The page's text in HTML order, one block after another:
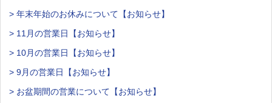
> 年末年始のお休みについて【お知らせ】
> 11月の営業日【お知らせ】
> 10月の営業日【お知らせ】
> 9月の営業日【お知らせ】
> お盆期間の営業について【お知らせ】